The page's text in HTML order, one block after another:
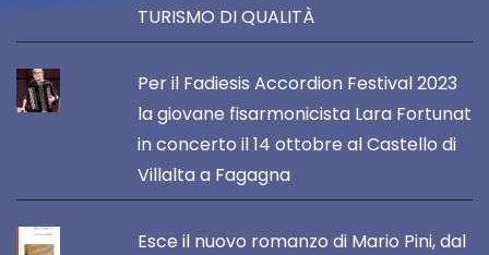
TURISMO DI QUALITÀ
Per il Fadiesis Accordion Festival 2023
la giovane fisarmonicista Lara Fortunat
in concerto il 14 ottobre al Castello di
Villalta a Fagagna
Esce il nuovo romanzo di Mario Pini, dal